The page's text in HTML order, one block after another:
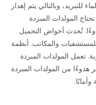
وبالتالي يتم إهدار
المولدات المبردة
تُحدث أحواض التحميل
والمكاتب. أنظمة
تعمل المولدات المبردة
وهي أكثر هدوءًا من المولدات المبردة